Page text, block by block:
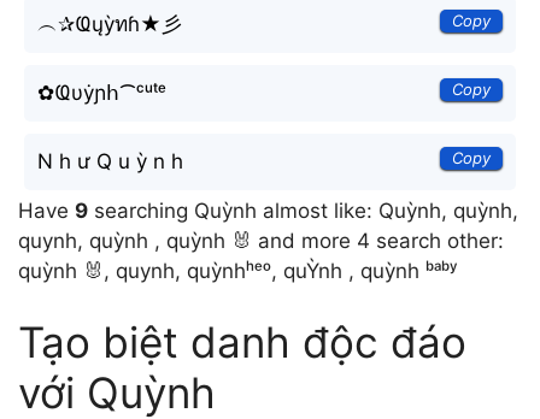
︵✰Ҩųỳทɦ★彡 Copy
✿Ҩυẏɲհ⁀ᶜᵘᵗᵉ Copy
N h ư Q u ỳ n h Copy
Have 9 searching Quỳnh almost like: Quỳnh, quỳnh,
quynh, quỳnh , quỳnh 🐰 and more 4 search other:
quỳnh 🐰, quynh, quỳnhʰᵉᵒ, quỲnh , quỳnh ᵇᵃᵇʸ
Tạo biệt danh độc đáo
với Quỳnh